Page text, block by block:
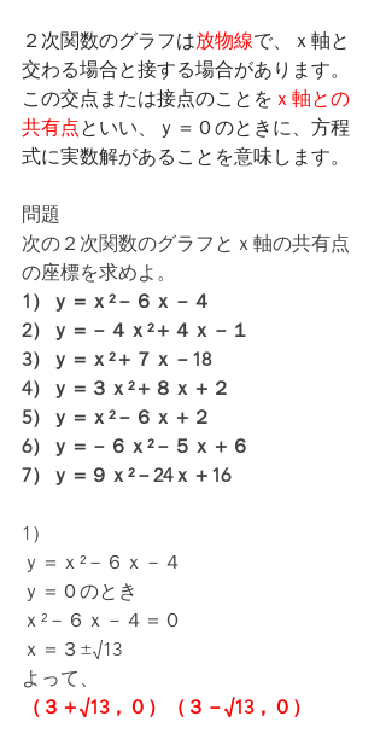
２次関数のグラフは放物線で、ｘ軸と
交わる場合と接する場合があります。
この交点または接点のことを ｘ軸との
共有点といい、ｙ＝０のときに、方程
式に実数解があることを意味します。
問題
次の２次関数のグラフとｘ軸の共有点
の座標を求めよ。
1）ｙ＝ｘ²－６ｘ－４
2）ｙ＝－４ｘ²＋４ｘ－１
3）ｙ＝ｘ²＋７ｘ－18
4）ｙ＝３ｘ²＋８ｘ＋２
5）ｙ＝ｘ²－６ｘ＋２
6）ｙ＝－６ｘ²－５ｘ＋６
7）ｙ＝９ｘ²－24ｘ＋16
1）
ｙ＝ｘ²－６ｘ－４
ｙ＝０のとき
ｘ²－６ｘ－４＝０
ｘ＝３±√13
よって、
（３＋√13，０）（３－√13，０）